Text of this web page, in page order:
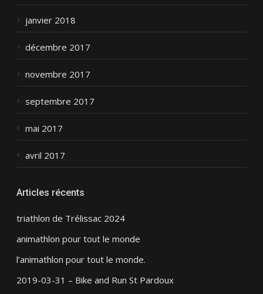
janvier 2018
décembre 2017
novembre 2017
septembre 2017
mai 2017
avril 2017
Articles récents
triathlon de Trélissac 2024
animathlon pour tout le monde
l’animathlon pour tout le monde.
2019-03-31 – Bike and Run St Pardoux